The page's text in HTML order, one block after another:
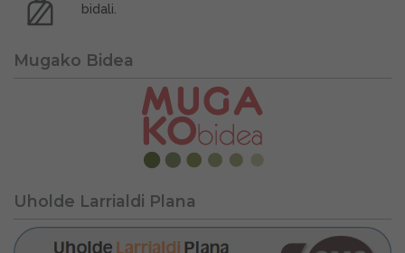
bidali.
Mugako Bidea
Uholde Larrialdi Plana